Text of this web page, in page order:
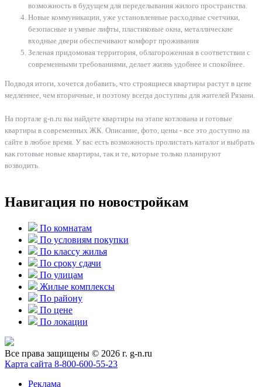
возможность в будущем для переделывания жилого пространства.
Новые коммуникации, уже установленные расходные счетчики,
безопасные и умные лифты, пластиковые окна, металлические
входные двери обеспечивают комфорт проживания
Зеленая придомовая территория, облагороженная в соответствии с
современными требованиями, делает жизнь удобнее и спокойнее.
Подводя итоги, хочется добавить, что строящиеся квартиры растут в цене
медленнее, чем вторичные, и поэтому всегда доступны для жителей Рязани.
На портале g-n.ru вы найдете квартиры на этапе котлована и готовые
квартиры в современных ЖК. Описание, фото, цены - все это доступно на
сайте в любое время. У вас есть возможность пролистать каталог и выбрать
как готовые новые квартиры, так и те, которые только планируют
возводить.
Навигация по новостройкам
По комнатам
По условиям покупки
По классу жилья
По сроку сдачи
По улицам
Жилые комплексы
По району
По цене
По локации
Все права защищены © 2026 г. g-n.ru
Карта сайта 8-800-600-55-23
Реклама